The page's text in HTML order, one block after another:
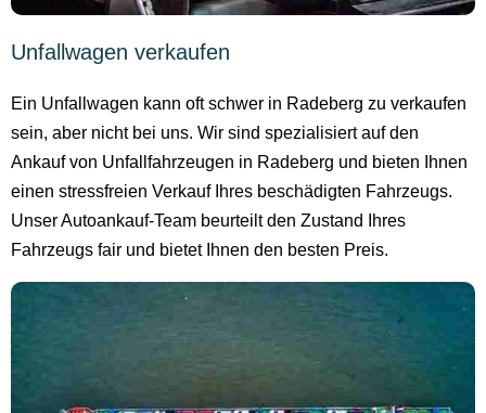
Unfallwagen verkaufen
Ein Unfallwagen kann oft schwer in Radeberg zu verkaufen
sein, aber nicht bei uns. Wir sind spezialisiert auf den
Ankauf von Unfallfahrzeugen in Radeberg und bieten Ihnen
einen stressfreien Verkauf Ihres beschädigten Fahrzeugs.
Unser Autoankauf-Team beurteilt den Zustand Ihres
Fahrzeugs fair und bietet Ihnen den besten Preis.